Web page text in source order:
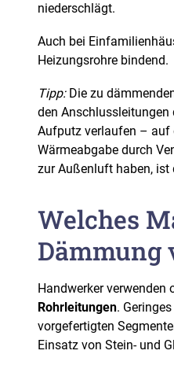
niederschlägt.
Auch bei
Heizungsrohre bindend.
Tipp:Die zu
den Anschlussleitungen
Aufputz verlaufen – auf
Wärmeabgabe durch
zur Außenluft haben,
Welches
Dämmung
Handwerker verwenden
Rohrleitungen.
vorgefertigten
Einsatz von Stein- und